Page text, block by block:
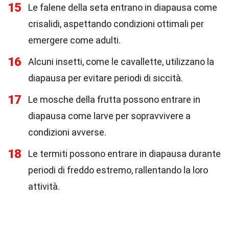
15
Le falene della seta entrano in diapausa come
crisalidi, aspettando condizioni ottimali per
emergere come adulti.
16
Alcuni insetti, come le cavallette, utilizzano la
diapausa per evitare periodi di siccità.
17
Le mosche della frutta possono entrare in
diapausa come larve per sopravvivere a
condizioni avverse.
18
Le termiti possono entrare in diapausa durante
periodi di freddo estremo, rallentando la loro
attività.